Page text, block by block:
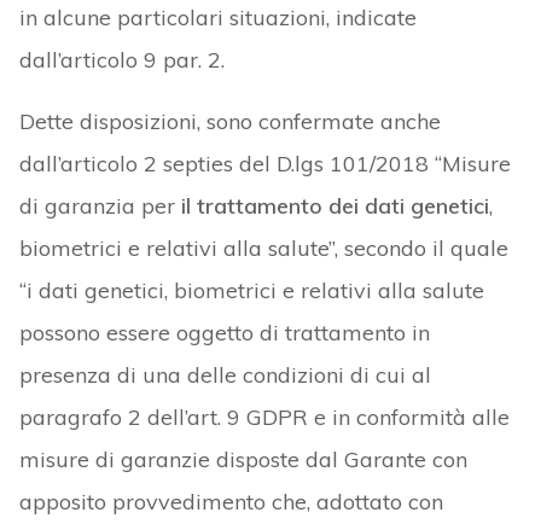
in alcune particolari situazioni, indicate
dall’articolo 9 par. 2.
Dette disposizioni, sono confermate anche
dall’articolo 2 septies del D.lgs 101/2018 “Misure
di garanzia per il trattamento dei dati genetici,
biometrici e relativi alla salute”, secondo il quale
“i dati genetici, biometrici e relativi alla salute
possono essere oggetto di trattamento in
presenza di una delle condizioni di cui al
paragrafo 2 dell’art. 9 GDPR e in conformità alle
misure di garanzie disposte dal Garante con
apposito provvedimento che, adottato con